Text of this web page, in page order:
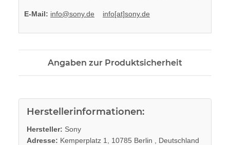
E-Mail: info@sony.de info[at]sony.de
Angaben zur Produktsicherheit
Herstellerinformationen:
Hersteller: Sony
Adresse: Kemperplatz 1, 10785 Berlin , Deutschland